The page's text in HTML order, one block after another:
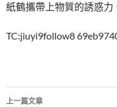
紙鶴攜帶上物質的誘惑力
TC:jiuyi9follow8
文
上一篇文章